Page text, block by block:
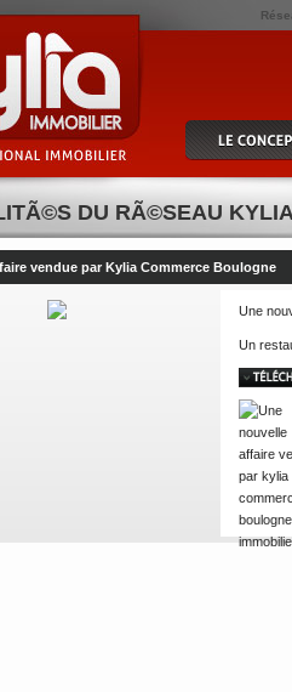
DU RÃ©SEAU
vendue par Kylia Commerce Boulogne
Une
Un